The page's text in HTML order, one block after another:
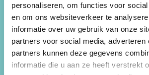
personaliseren, om functies voor
en om ons websiteverkeer te
informatie over uw gebruik van onze
partners voor social media, adverteren
partners kunnen deze gegevens
informatie die u aan ze heeft verstrekt